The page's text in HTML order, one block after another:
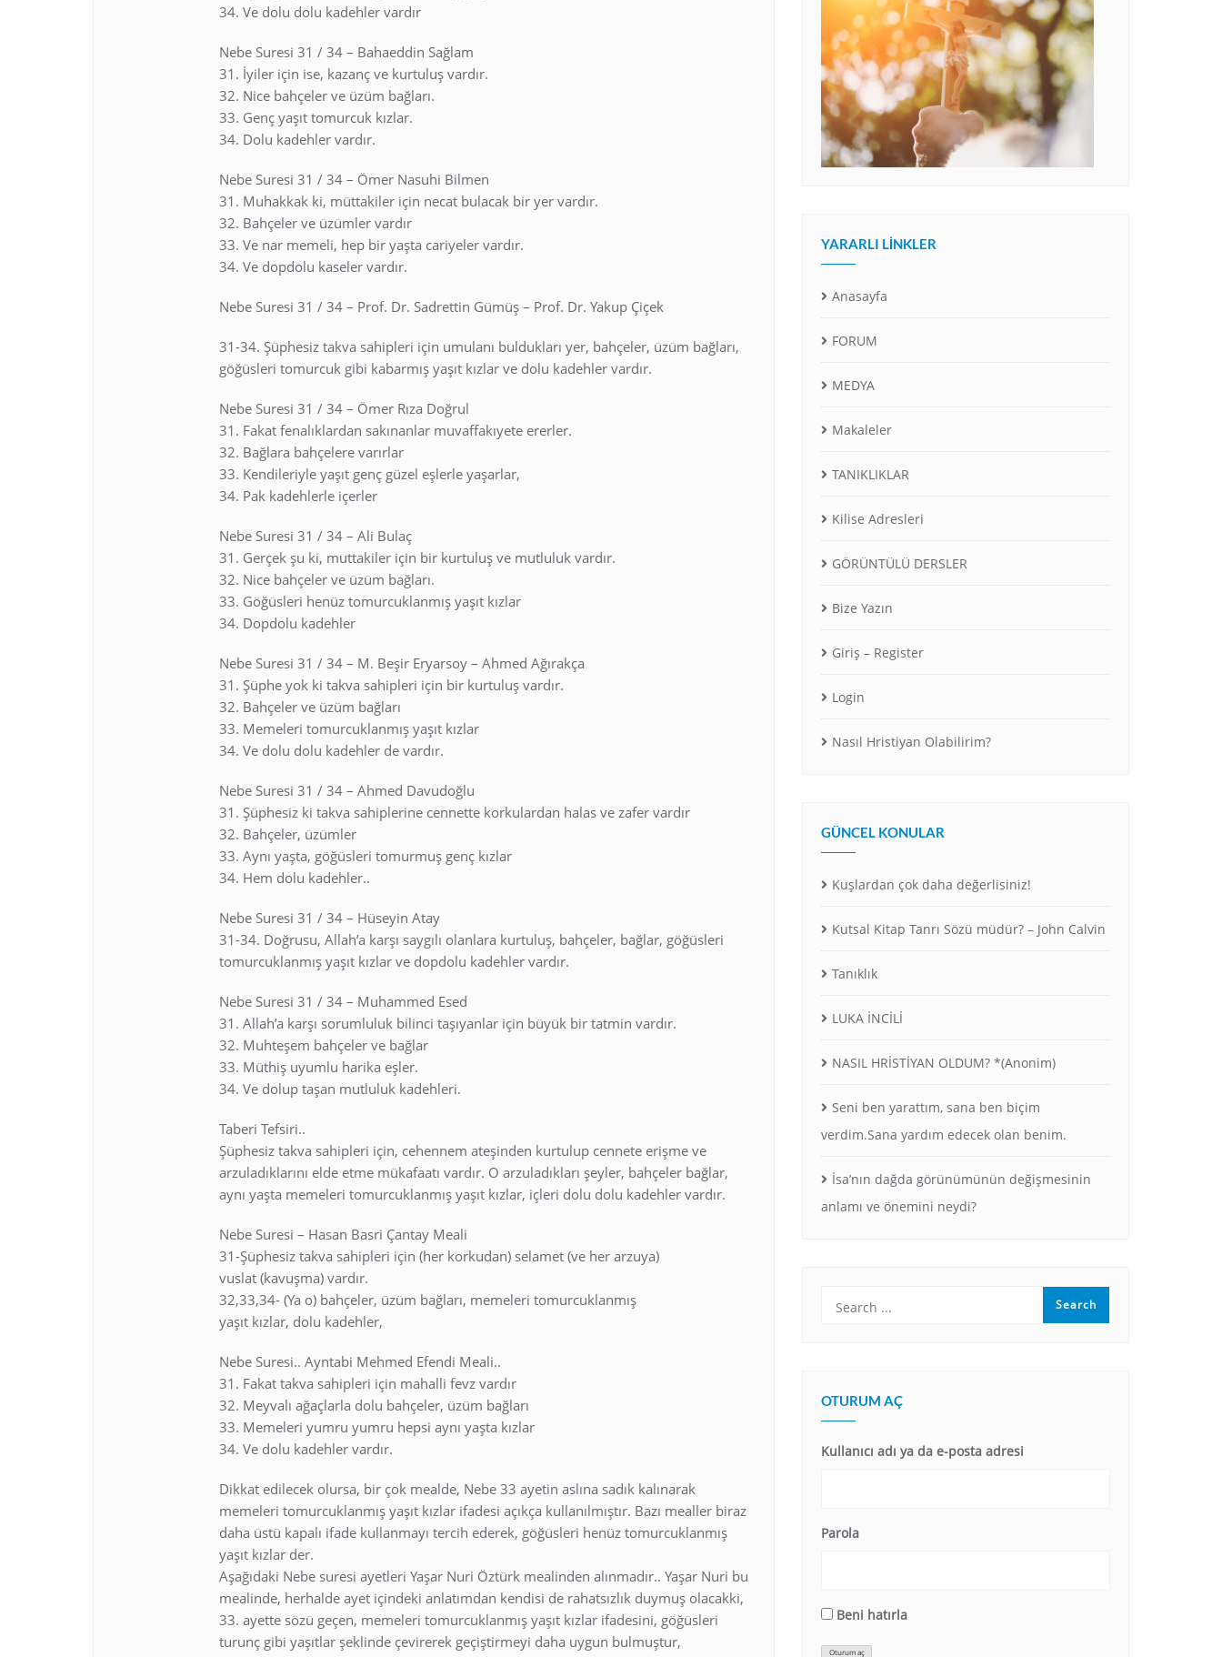
34. Ve dolu dolu kadehler vardır
Nebe Suresi 31 / 34 – Bahaeddin Sağlam
31. İyiler için ise, kazanç ve kurtuluş vardır.
32. Nice bahçeler ve üzüm bağları.
33. Genç yaşıt tomurcuk kızlar.
34. Dolu kadehler vardır.
Nebe Suresi 31 / 34 – Ömer Nasuhi Bilmen
31. Muhakkak ki, müttakiler için necat bulacak bir yer vardır.
32. Bahçeler ve üzümler vardır
33. Ve nar memeli, hep bir yaşta cariyeler vardır.
34. Ve dopdolu kaseler vardır.
Nebe Suresi 31 / 34 – Prof. Dr. Sadrettin Gümüş – Prof. Dr. Yakup Çiçek
31-34. Şüphesiz takva sahipleri için umulanı buldukları yer, bahçeler, üzüm bağları,
göğüsleri tomurcuk gibi kabarmış yaşıt kızlar ve dolu kadehler vardır.
Nebe Suresi 31 / 34 – Ömer Rıza Doğrul
31. Fakat fenalıklardan sakınanlar muvaffakıyete ererler.
32. Bağlara bahçelere varırlar
33. Kendileriyle yaşıt genç güzel eşlerle yaşarlar,
34. Pak kadehlerle içerler
Nebe Suresi 31 / 34 – Ali Bulaç
31. Gerçek şu ki, muttakiler için bir kurtuluş ve mutluluk vardır.
32. Nice bahçeler ve üzüm bağları.
33. Göğüsleri henüz tomurcuklanmış yaşıt kızlar
34. Dopdolu kadehler
Nebe Suresi 31 / 34 – M. Beşir Eryarsoy – Ahmed Ağırakça
31. Şüphe yok ki takva sahipleri için bir kurtuluş vardır.
32. Bahçeler ve üzüm bağları
33. Memeleri tomurcuklanmış yaşıt kızlar
34. Ve dolu dolu kadehler de vardır.
Nebe Suresi 31 / 34 – Ahmed Davudoğlu
31. Şüphesiz ki takva sahiplerine cennette korkulardan halas ve zafer vardır
32. Bahçeler, üzümler
33. Aynı yaşta, göğüsleri tomurmuş genç kızlar
34. Hem dolu kadehler..
Nebe Suresi 31 / 34 – Hüseyin Atay
31-34. Doğrusu, Allah’a karşı saygılı olanlara kurtuluş, bahçeler, bağlar, göğüsleri
tomurcuklanmış yaşıt kızlar ve dopdolu kadehler vardır.
Nebe Suresi 31 / 34 – Muhammed Esed
31. Allah’a karşı sorumluluk bilinci taşıyanlar için büyük bir tatmin vardır.
32. Muhteşem bahçeler ve bağlar
33. Müthiş uyumlu harika eşler.
34. Ve dolup taşan mutluluk kadehleri.
Taberi Tefsiri..
Şüphesiz takva sahipleri için, cehennem ateşinden kurtulup cennete erişme ve
arzuladıklarını elde etme mükafaatı vardır. O arzuladıkları şeyler, bahçeler bağlar,
aynı yaşta memeleri tomurcuklanmış yaşıt kızlar, içleri dolu dolu kadehler vardır.
Nebe Suresi – Hasan Basri Çantay Meali
31-Şüphesiz takva sahipleri için (her korkudan) selamet (ve her arzuya)
vuslat (kavuşma) vardır.
32,33,34- (Ya o) bahçeler, üzüm bağları, memeleri tomurcuklanmış
yaşıt kızlar, dolu kadehler,
Nebe Suresi.. Ayntabi Mehmed Efendi Meali..
31. Fakat takva sahipleri için mahalli fevz vardır
32. Meyvalı ağaçlarla dolu bahçeler, üzüm bağları
33. Memeleri yumru yumru hepsi aynı yaşta kızlar
34. Ve dolu kadehler vardır.
Dikkat edilecek olursa, bir çok mealde, Nebe 33 ayetin aslına sadık kalınarak
memeleri tomurcuklanmış yaşıt kızlar ifadesi açıkça kullanılmıştır. Bazı mealler biraz
daha üstü kapalı ifade kullanmayı tercih ederek, göğüsleri henüz tomurcuklanmış
yaşıt kızlar der.
Aşağıdaki Nebe suresi ayetleri Yaşar Nuri Öztürk mealinden alınmadır.. Yaşar Nuri bu
mealinde, herhalde ayet içindeki anlatımdan kendisi de rahatsızlık duymuş olacakki,
33. ayette sözü geçen, memeleri tomurcuklanmış yaşıt kızlar ifadesini, göğüsleri
turunç gibi yaşıtlar şeklinde çevirerek geçiştirmeyi daha uygun bulmuştur,
YARARLI LINKLER
Anasayfa
FORUM
MEDYA
Makaleler
TANIKLIKLAR
Kilise Adresleri
GÖRÜNTÜLÜ DERSLER
Bize Yazın
Giriş – Register
Login
Nasıl Hristiyan Olabilirim?
GÜNCEL KONULAR
Kuşlardan çok daha değerlisiniz!
Kutsal Kitap Tanrı Sözü müdür? – John Calvin
Tanıklık
LUKA İNCİLİ
NASIL HRİSTİYAN OLDUM? *(Anonim)
Seni ben yarattım, sana ben biçim
verdim.Sana yardım edecek olan benim.
İsa’nın dağda görünümünün değişmesinin
anlamı ve önemini neydi?
OTURUM AÇ
Kullanıcı adı ya da e-posta adresi
Parola
Beni hatırla
Oturum aç